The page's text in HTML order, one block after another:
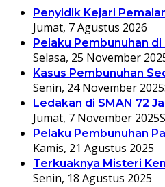
Penyidik Kejari
Jumat, 7 Agustus 2026
Pelaku Pembunuhan
Selasa, 25 November
Kasus Pembunuhan
Senin, 24 November 2025
Ledakan di SMAN 72
Jumat, 7 November 2025
Pelaku Pembunuhan
Kamis, 21 Agustus 2025
Terkuaknya Misteri
Senin, 18 Agustus 2025